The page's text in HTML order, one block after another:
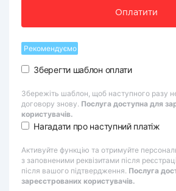
Оплатити
Рекомендуємо
Зберегти шаблон оплати
Збережіть шаблон, щоб наступного разу
договору знову. Послуга доступна для
користувачів.
Нагадати про наступний платіж
Активуйте функцію та отримуйте
з заповненими реквізитами після
після вашого підтвердження. Послуга
зареєстрованих користувачів.